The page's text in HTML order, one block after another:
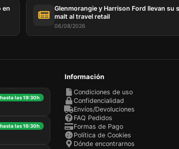
en
Glenmorangie y Harrison Ford llevan su
malt al travel retail
06/08/2026
las 19:30h
las 16:30h
Información
Condiciones de uso
Confidencialidad
Envíos/Devoluciones
FAQ Pedidos
Formas de Pago
Política de Cookies
Dónde encontrarnos